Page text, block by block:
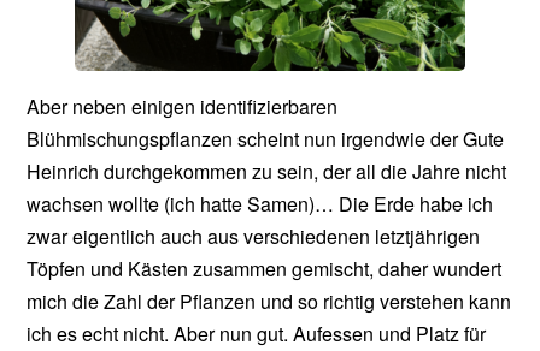
Aber neben einigen identifizierbaren
Blühmischungspflanzen scheint nun irgendwie der Gute
Heinrich durchgekommen zu sein, der all die Jahre nicht
wachsen wollte (ich hatte Samen)… Die Erde habe ich
zwar eigentlich auch aus verschiedenen letztjährigen
Töpfen und Kästen zusammen gemischt, daher wundert
mich die Zahl der Pflanzen und so richtig verstehen kann
ich es echt nicht. Aber nun gut. Aufessen und Platz für